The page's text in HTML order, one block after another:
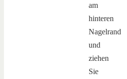
am
hinteren
Nagelrand
und
ziehen
Sie